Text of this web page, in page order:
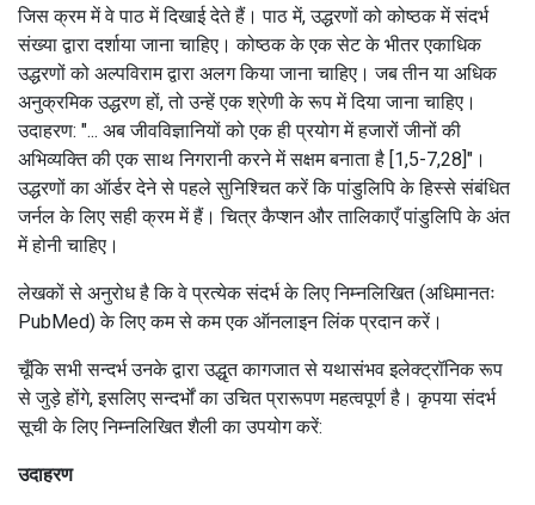
जिस क्रम में वे पाठ में दिखाई देते हैं।पाठ में, उद्धरणों को कोष्ठक में संदर्भ
संख्या द्वारा दर्शाया जाना चाहिए।कोष्ठक के एक सेट के भीतर एकाधिक
उद्धरणों को अल्पविराम द्वारा अलग किया जाना चाहिए।जब तीन या अधिक
अनुक्रमिक उद्धरण हों, तो उन्हें एक श्रेणी के रूप में दिया जाना चाहिए।
उदाहरण: "... अब जीवविज्ञानियों को एक ही प्रयोग में हजारों जीनों की
अभिव्यक्ति की एक साथ निगरानी करने में सक्षम बनाता है [1,5-7,28]"।
उद्धरणों का ऑर्डर देने से पहले सुनिश्चित करें कि पांडुलिपि के हिस्से संबंधित
जर्नल के लिए सही क्रम में हैं।चित्र कैप्शन और तालिकाएँ पांडुलिपि के अंत
में होनी चाहिए।
लेखकों से अनुरोध है कि वे प्रत्येक संदर्भ के लिए निम्नलिखित (अधिमानतः
PubMed) के लिए कम से कम एक ऑनलाइन लिंक प्रदान करें।
चूँकि सभी सन्दर्भ उनके द्वारा उद्धृत कागजात से यथासंभव इलेक्ट्रॉनिक रूप
से जुड़े होंगे, इसलिए सन्दर्भों का उचित प्रारूपण महत्वपूर्ण है।कृपया संदर्भ
सूची के लिए निम्नलिखित शैली का उपयोग करें:
उदाहरण